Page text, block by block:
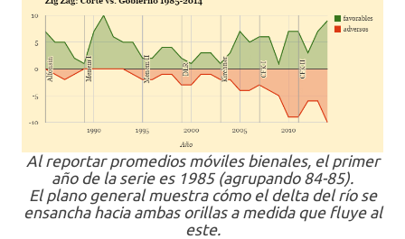
Al reportar promedios móviles bienales, el primer
año de la serie es 1985 (agrupando 84-85).
El plano general muestra cómo el delta del río se
ensancha hacia ambas orillas a medida que fluye al
este.